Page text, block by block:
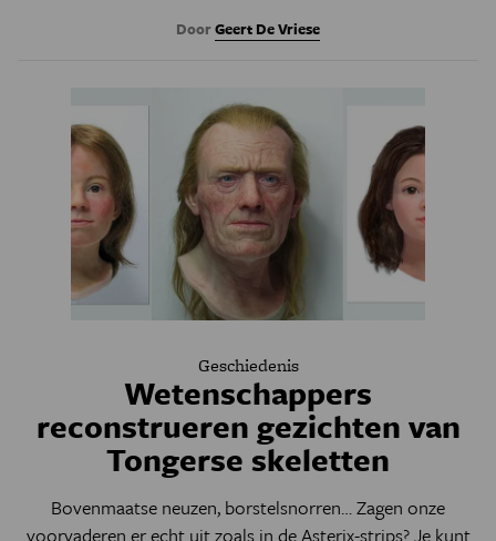
DoorGeert De Vriese
Geschiedenis
Wetenschappers
reconstrueren gezichten van
Tongerse skeletten
Bovenmaatse neuzen, borstelsnorren… Zagen onze
voorvaderen er echt uit zoals in de Asterix-strips? Je kunt